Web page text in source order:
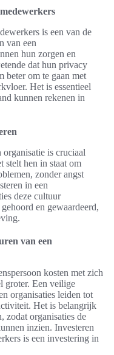
is een van de
van een
hun zorgen en
dat hun privacy
beter om te gaan met
Het is essentieel
kunnen rekenen in
is cruciaal
stelt hen in staat om
zonder angst
in een
deze cultuur
en gewaardeerd,
van een
kosten met zich
groter. Een veilige
organisaties leiden tot
Het is belangrijk
zodat organisaties de
inzien. Investeren
is een investering in